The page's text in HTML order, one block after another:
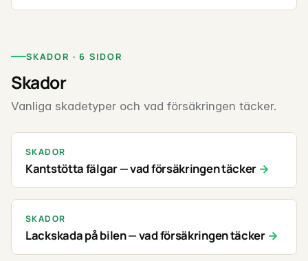
SKADOR · 6 SIDOR
Skador
Vanliga skadetyper och vad försäkringen täcker.
SKADOR
Kantstötta fälgar — vad försäkringen täcker
SKADOR
Lackskada på bilen — vad försäkringen täcker